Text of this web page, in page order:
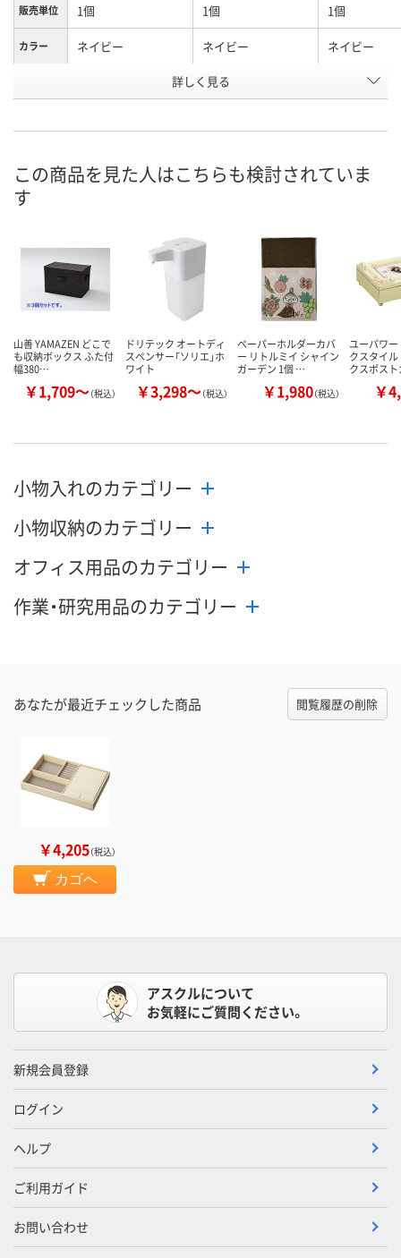
販売単位 1個 1個 1個
カラー ネイビー ネイビー ネイビー
Lサイズ・ミラー付 Mサイズ
号
お届け日
数量
カゴへ カ
詳しく見る
この商品を見た人はこちらも検討されていま
す
山善 YAMAZEN どこで
も収納ボックス ふた付
幅380…
￥1,709～（税込）
ドリテック オートディ
スペンサー「ソリエ」ホ
ワイト
￥3,298～（税込）
ペーパーホルダーカバ
ー リトルミイ シャイン
ガーデン 1個 …
￥1,980（税込）
ユーパワ
クスタイ
クスポス
￥
小物入れのカテゴリー
小物収納のカテゴリー
オフィス用品のカテゴリー
作業・研究用品のカテゴリー
あなたが最近チェックした商品 閲覧履歴の削除
￥4,205（税込）
カゴへ
アスクルについて
お気軽にご質問ください。
新規会員登録
ログイン
ヘルプ
ご利用ガイド
お問い合わせ